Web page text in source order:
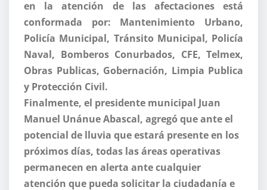
en la atención de las afectaciones está
conformada por: Mantenimiento Urbano,
Policía Municipal, Tránsito Municipal, Policía
Naval, Bomberos Conurbados, CFE, Telmex,
Obras Publicas, Gobernación, Limpia Publica
y Protección Civil.
Finalmente, el presidente municipal Juan
Manuel Unánue Abascal, agregó que ante el
potencial de lluvia que estará presente en los
próximos días, todas las áreas operativas
permanecen en alerta ante cualquier
atención que pueda solicitar la ciudadanía e